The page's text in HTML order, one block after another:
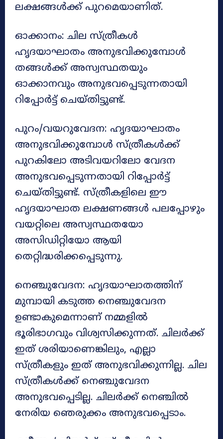
ലക്ഷങ്ങൾക്ക് പുറമെയാണിത്.
ഓക്കാനം: ചില സ്ത്രീകൾ
ഹൃദയാഘാതം അനുഭവിക്കുമ്പോൾ
തങ്ങൾക്ക് അസ്വസ്ഥതയും
ഓക്കാനവും അനുഭവപ്പെടുന്നതായി
റിപ്പോർട്ട് ചെയ്തിട്ടുണ്ട്.
പുറം/വയറുവേദന: ഹൃദയാഘാതം
അനുഭവിക്കുമ്പോൾ സ്ത്രീകൾക്ക്
പുറകിലോ അടിവയറിലോ വേദന
അനുഭവപ്പെടുന്നതായി റിപ്പോർട്ട്
ചെയ്തിട്ടുണ്ട്. സ്ത്രീകളിലെ ഈ
ഹൃദയാഘാത ലക്ഷണങ്ങൾ പലപ്പോഴും
വയറ്റിലെ അസ്വസ്ഥതയോ
അസിഡിറ്റിയോ ആയി
തെറ്റിദ്ധരിക്കപ്പെടുന്നു.
നെഞ്ചുവേദന: ഹൃദയാഘാതത്തിന്
മുമ്പായി കടുത്ത നെഞ്ചുവേദന
ഉണ്ടാകുമെന്നാണ് നമ്മളിൽ
ഭൂരിഭാഗവും വിശ്വസിക്കുന്നത്. ചിലർക്ക്
ഇത് ശരിയാണെങ്കിലും, എല്ലാ
സ്ത്രീകളും ഇത് അനുഭവിക്കുന്നില്ല. ചില
സ്ത്രീകൾക്ക് നെഞ്ചുവേദന
അനുഭവപ്പെടില്ല. ചിലർക്ക് നെഞ്ചിൽ
നേരിയ ഞെരുക്കം അനുഭവപ്പെടാം.